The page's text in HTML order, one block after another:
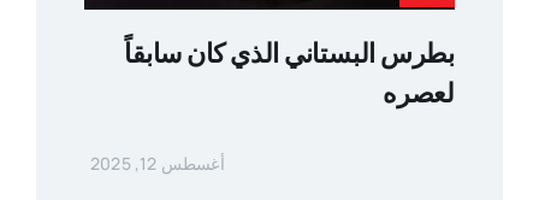
بطرس البستاني الذي كان سابقاً
لعصره
أغسطس 12, 2025